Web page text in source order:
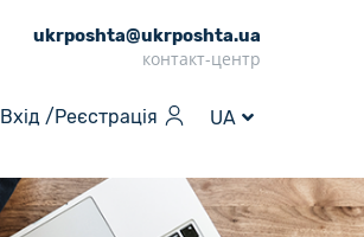
ukrposhta@ukrposhta.ua
контакт-центр
Вхід /Реєстрація UA